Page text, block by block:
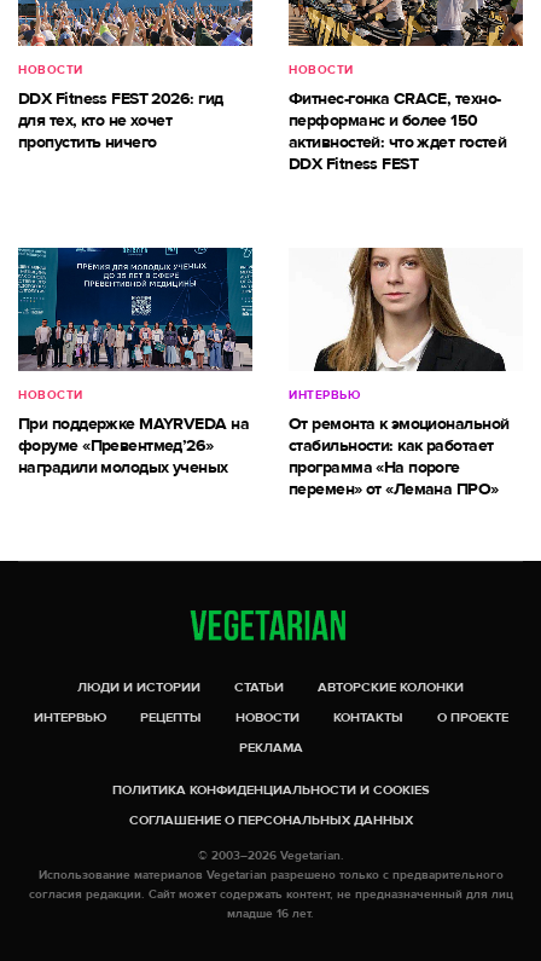
НОВОСТИ
DDX Fitness FEST 2026: гид
для тех, кто не хочет
пропустить ничего
НОВОСТИ
Фитнес-гонка CRACE, техно-
перформанс и более 150
активностей: что ждет гостей
DDX Fitness FEST
НОВОСТИ
При поддержке MAYRVEDA на
форуме «Превентмед’26»
наградили молодых ученых
ИНТЕРВЬЮ
От ремонта к эмоциональной
стабильности: как работает
программа «На пороге
перемен» от «Лемана ПРО»
ЛЮДИ И ИСТОРИИ СТАТЬИ
АВТОРСКИЕ КОЛОНКИ
ИНТЕРВЬЮ
РЕЦЕПТЫ НОВОСТИ КОНТАКТЫ
О ПРОЕКТЕ
РЕКЛАМА
ПОЛИТИКА КОНФИДЕНЦИАЛЬНОСТИ И COOKIES
СОГЛАШЕНИЕ О ПЕРСОНАЛЬНЫХ ДАННЫХ
© 2003–2026 Vegetarian.
Использование материалов Vegetarian разрешено только с предварительного
согласия редакции. Сайт может содержать контент, не предназначенный для лиц
младше 16 лет.